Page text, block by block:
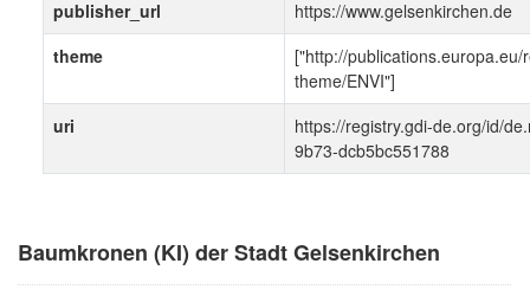
Baumkronen (KI) der Stadt Gelsenkirchen
publisher_url
https://www.gelsenkirchen.de
theme
["http://
theme/ENVI"]
uri
https://registry.gdi-de.org/id/
9b73-dcb5bc551788